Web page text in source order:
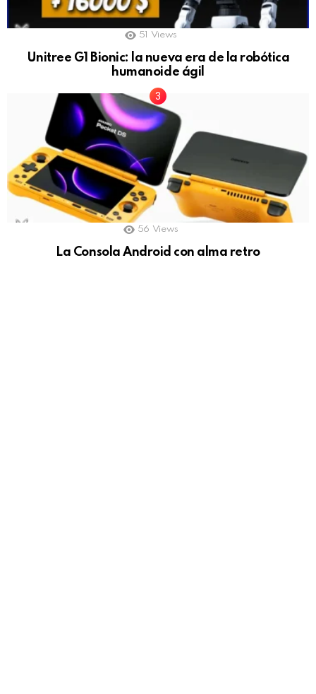
51 Views
Unitree G1 Bionic: la nueva era de la robótica
humanoide ágil
56 Views
La Consola Android con alma retro